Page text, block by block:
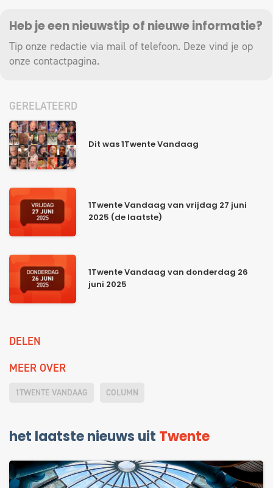
Heb je een nieuwstip of nieuwe informatie?
Tip onze redactie via mail of telefoon. Deze vind je op
onze contactpagina.
GERELATEERD
Dit was 1Twente Vandaag
1Twente Vandaag van vrijdag 27 juni
2025 (de laatste)
1Twente Vandaag van donderdag 26
juni 2025
DELEN
MEER OVER
1TWENTE VANDAAG COLUMN
het laatste nieuws uit Twente